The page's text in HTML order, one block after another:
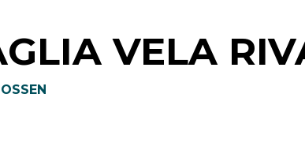
VELA